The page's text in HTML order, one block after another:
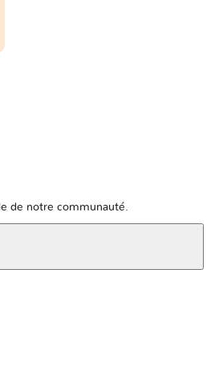
de notre communauté.